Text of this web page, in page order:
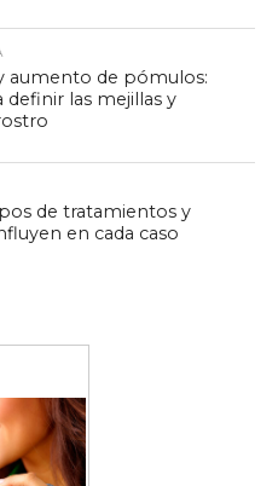
aumento de pómulos:
definir las mejillas y
de tratamientos y
en cada caso